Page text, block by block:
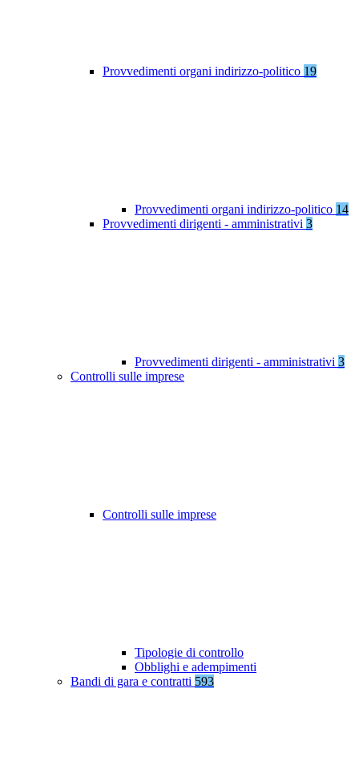
Provvedimenti organi indirizzo-politico 19
Provvedimenti organi indirizzo-politico 14
Provvedimenti dirigenti - amministrativi 3
Provvedimenti dirigenti - amministrativi 3
Controlli sulle imprese
Controlli sulle imprese
Tipologie di controllo
Obblighi e adempimenti
Bandi di gara e contratti 593